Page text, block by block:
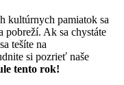
kultúrnych pamiatok sa
pobreží. Ak sa chystáte
tešíte na
si pozrieť naše
tento rok!